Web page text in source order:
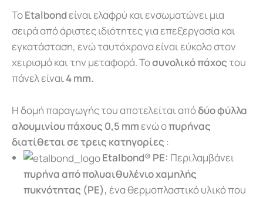
ToEtalbondείναι ελαφρύ και ενσωματώνει μια
σειρά από άριστες ιδιότητες για επεξεργασία και
εγκατάσταση, ενώ ταυτόχρονα είναι εύκολο στον
χειρισμό και την μεταφορά. Τοσυνολικό πάχοςτου
πάνελ είναι4 mm.
Η δομή παραγωγής του αποτελείται απόδύο φύλλα
αλουμινίου πάχους 0,5 mmενώ οπυρήνας
διατίθεται σε τρεις κατηγορίες :
Εtalbond® PE: Περιλαμβάνει
πυρήνα από πολυαιθυλένιο χαμηλής
πυκνότητας (PE), ένα θερμοπλαστικό υλικό που